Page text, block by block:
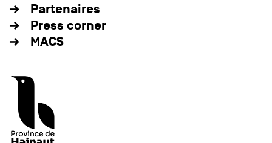
Partenaires
Press corner
MACS